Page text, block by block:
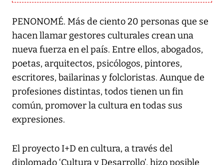
PENONOMÉ. Más de ciento 20 personas que se
hacen llamar gestores culturales crean una
nueva fuerza en el país. Entre ellos, abogados,
poetas, arquitectos, psicólogos, pintores,
escritores, bailarinas y folcloristas. Aunque de
profesiones distintas, todos tienen un fin
común, promover la cultura en todas sus
expresiones.
El proyecto I+D en cultura, a través del
diplomado ‘Cultura y Desarrollo’, hizo posible